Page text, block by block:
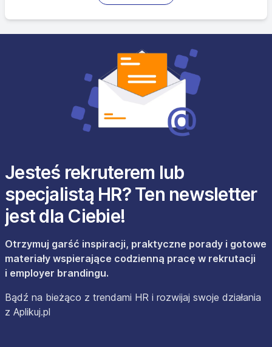
Jesteś rekruterem lub
specjalistą HR? Ten newsletter
jest dla Ciebie!
Otrzymuj garść inspiracji, praktyczne porady i gotowe
materiały wspierające codzienną pracę w rekrutacji
i employer brandingu.
Bądź na bieżąco z trendami HR i rozwijaj swoje działania
z Aplikuj.pl